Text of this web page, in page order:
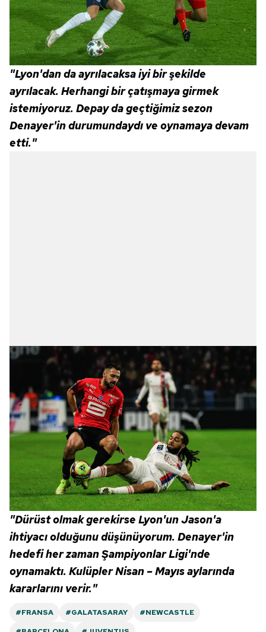
hazırlanmış Aydınlatma Metnimizi okumak ve sitemizde
ilgili mevzuata uygun olarak kullanılan çerezlerle ilgili bilgi
almak için lütfentıklayınız.
"Lyon'dan da ayrılacaksa iyi bir şekilde
ayrılacak. Herhangi bir çatışmaya girmek
istemiyoruz. Depay da geçtiğimiz sezon
Denayer'in durumundaydı ve oynamaya devam
etti."
"Dürüst olmak gerekirse Lyon'un Jason'a
ihtiyacı olduğunu düşünüyorum. Denayer'in
hedefi her zaman Şampiyonlar Ligi'nde
oynamaktı. Kulüpler Nisan – Mayıs aylarında
kararlarını verir."
#FRANSA #GALATASARAY
#NEWCASTLE